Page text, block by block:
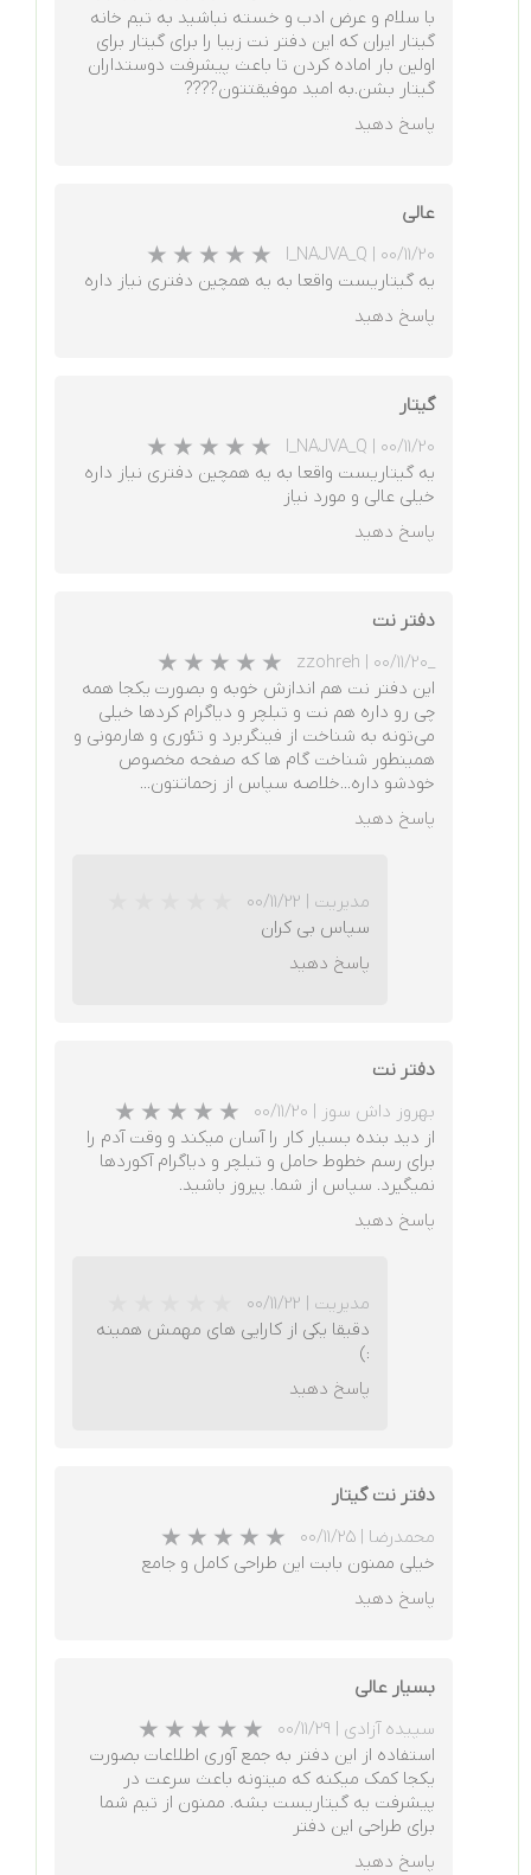
★ ★
★★
★ ★★ ★★
با سلام و عرض ادب و خسته نباشید به تیم خانه
گیتار ایران که این دفتر نت زیبا را برای گیتار برای
اولین بار اماده کردن تا باعث پیشرفت دوستداران
گیتار بشن.به امید موفیقتتون????
پاسخ دهید
عالی
I_NAJVA_Q | ۰۰/۱۱/۲۰
یه گیتاریست واقعا به یه همچین دفتری نیاز داره
پاسخ دهید
گیتار
I_NAJVA_Q | ۰۰/۱۱/۲۰
یه گیتاریست واقعا به یه همچین دفتری نیاز داره
خیلی عالی و مورد نیاز
پاسخ دهید
دفتر نت
_zzohreh
| ۰۰/۱۱/۲۰
این دفتر نت هم اندازش خوبه و بصورت یکجا همه
چی رو داره هم نت و تبلچر و دیاگرام کردها خیلی
می‌تونه به شناخت از فینگربرد و تئوری و هارمونی و
همینطور شناخت گام ها که صفحه مخصوص
خودشو داره...خلاصه سپاس از زحماتتون...
پاسخ دهید
مدیریت | ۰۰/۱۱/۲۲
سپاس بی کران
پاسخ دهید
دفتر نت
بهروز داش سوز | ۰۰/۱۱/۲۰
از دید بنده بسیار کار را آسان میکند و وقت آدم را
برای رسم خطوط حامل و تبلچر و دیاگرام آکوردها
نمیگیرد. سپاس از شما. پیروز باشید.
پاسخ دهید
مدیریت | ۰۰/۱۱/۲۲
دقیقا یکی از کارایی های مهمش همینه
:)
پاسخ دهید
دفتر نت گیتار
محمدرضا | ۰۰/۱۱/۲۵
خیلی ممنون بابت این طراحی کامل و جامع
پاسخ دهید
بسیار عالی
سپیده آزادی | ۰۰/۱۱/۲۹
استفاده از این دفتر به جمع آوری اطلاعات بصورت
یکجا کمک میکنه که میتونه باعث سرعت در
پیشرفت یه گیتاریست بشه. ممنون از تیم شما
برای طراحی این دفتر
پاسخ دهید